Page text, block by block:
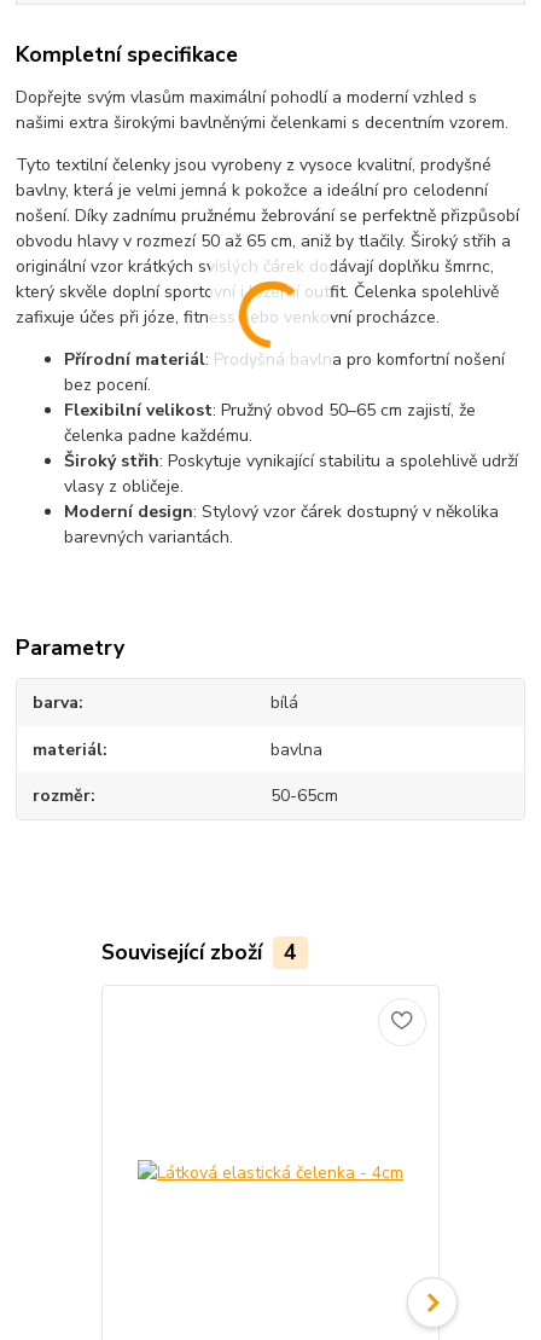
Kompletní specifikace
Dopřejte svým vlasům maximální pohodlí a moderní vzhled s
našimi extra širokými bavlněnými čelenkami s decentním vzorem.
Tyto textilní čelenky jsou vyrobeny z vysoce kvalitní, prodyšné
bavlny, která je velmi jemná k pokožce a ideální pro celodenní
nošení. Díky zadnímu pružnému žebrování se perfektně přizpůsobí
obvodu hlavy v rozmezí 50 až 65 cm, aniž by tlačily. Široký střih a
originální vzor krátkých svislých čárek dodávají doplňku šmrnc,
který skvěle doplní sportovní i ležérní outfit. Čelenka spolehlivě
zafixuje účes při józe, fitness nebo venkovní procházce.
Přírodní materiál: Prodyšná bavlna pro komfortní nošení
bez pocení.
Flexibilní velikost: Pružný obvod 50–65 cm zajistí, že
čelenka padne každému.
Široký střih: Poskytuje vynikající stabilitu a spolehlivě udrží
vlasy z obličeje.
Moderní design: Stylový vzor čárek dostupný v několika
barevných variantách.
Parametry
barva bílá
materiál bavlna
rozměr 50-65cm
Související zboží 4